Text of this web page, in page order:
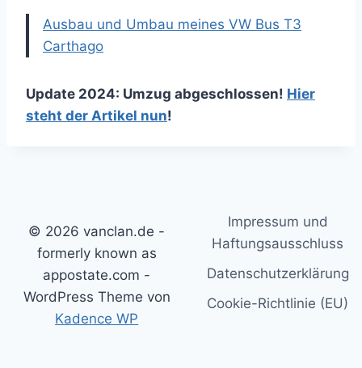
Ausbau und Umbau meines VW Bus T3
Carthago
Update 2024: Umzug abgeschlossen! Hier
steht der Artikel nun!
© 2026 vanclan.de -
formerly known as
appostate.com -
WordPress Theme von
Kadence WP
Impressum und
Haftungsausschluss
Datenschutzerklärung
Cookie-Richtlinie (EU)